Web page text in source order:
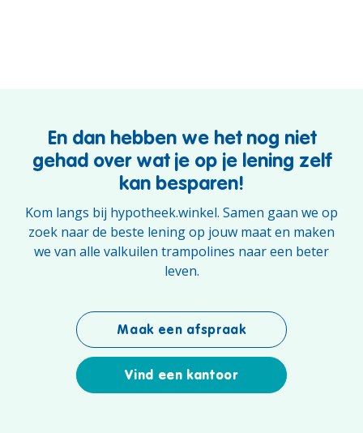
En dan hebben we het nog niet
gehad over wat je op je lening zelf
kan besparen!
Kom langs bij hypotheek.winkel. Samen gaan we op
zoek naar de beste lening op jouw maat en maken
we van alle valkuilen trampolines naar een beter
leven.
Maak een afspraak
Vind een kantoor